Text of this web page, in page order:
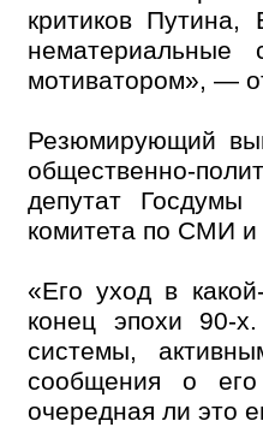
критиков Путина,
мотиватором», —
Резюмирующий
общественно-
депутат
комитета по СМИ
«Его уход в
конец эпохи 90-
системы,
сообщения о
очередная ли это